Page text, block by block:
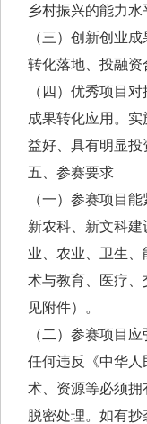
乡村振兴的能力水
（三）创新创业
转化落地、投融
（四）优秀项目
成果转化应用。
益好、具有明显投
五、参赛要求
（一）参赛项目
新农科、新文科
业、农业、卫生
术与教育、医疗
见附件）。
（二）参赛项目
任何违反《中华
术、资源等必须
脱密处理。如有